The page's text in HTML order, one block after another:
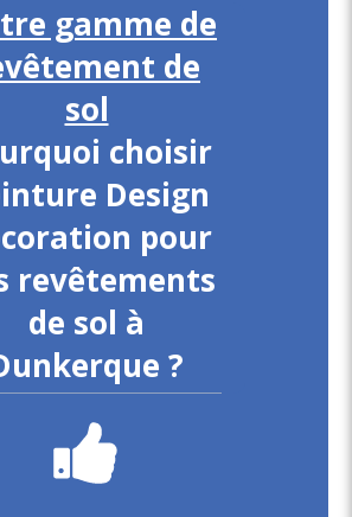
gamme de
de
sol
choisir
Design
pour
revêtements
de sol à
?